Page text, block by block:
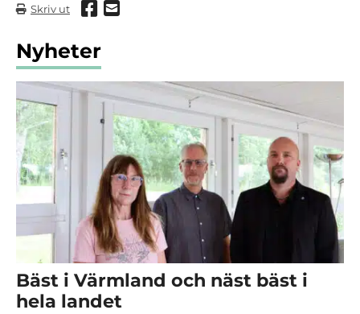
Skriv ut Dela via Facebook
Dela via mail
Nyheter
Bäst i Värmland och näst bäst i
hela landet